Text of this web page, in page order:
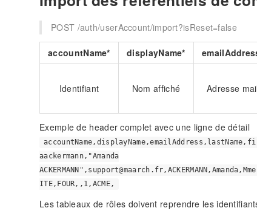
POST /auth/userAccount/import?isReset=false
accountName* displayName*
Identifiant Nom affiché Adresse mail
Exemple de header complet avec une ligne de détail
aackermann,"Amanda
ITE,FOUR,,1,ACME,
Les tableaux de rôles doivent reprendre les